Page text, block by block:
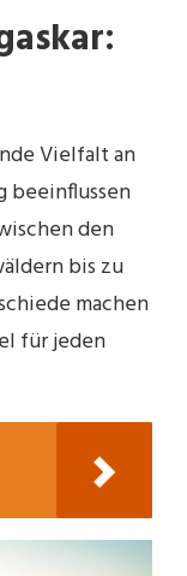
Vielfalt an
beeinflussen
den
bis zu
machen
für jeden